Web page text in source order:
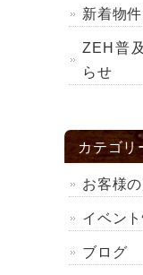
新着物
ZEH普
らせ
カテゴリ
お客様
イベン
ブログ